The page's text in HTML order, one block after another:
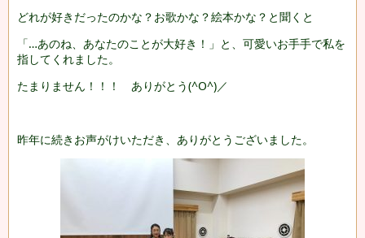
どれが好きだったのかな？お歌かな？絵本かな？と聞くと
「…あのね、あなたのことが大好き！」と、可愛いお手手で私を
指してくれました。
たまりません！！！ ありがとう(^O^)／
昨年に続きお声がけいただき、ありがとうございました。